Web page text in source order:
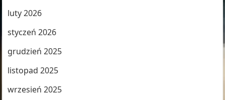
luty 2026
styczeń 2026
grudzień 2025
listopad 2025
wrzesień 2025